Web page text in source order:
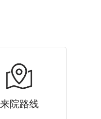
来院路线